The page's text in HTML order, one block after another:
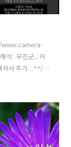
www.camera-
: 무진군.. 커
져서 추가...^^/
도로 내세우는